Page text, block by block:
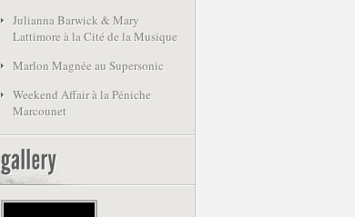
Julianna Barwick & Mary
Lattimore à la Cité de la Musique
Marlon Magnée au Supersonic
Weekend Affair à la Péniche
Marcounet